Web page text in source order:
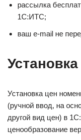
рассылка
1С:ИТС;
ваш e-mail не
Установка цен
(ручной ввод, на
другой вид цен) в
ценообразование